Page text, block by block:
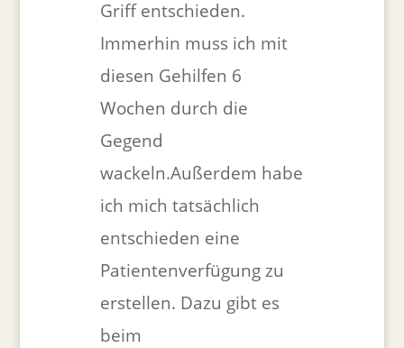
Griff entschieden.
Immerhin muss ich mit
diesen Gehilfen 6
Wochen durch die
Gegend
wackeln.Außerdem habe
ich mich tatsächlich
entschieden eine
Patientenverfügung zu
erstellen. Dazu gibt es
beim